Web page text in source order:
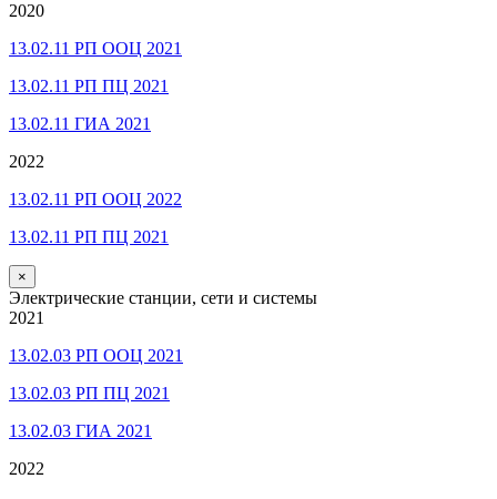
2020
13.02.11 РП ООЦ 2021
13.02.11 РП ПЦ 2021
13.02.11 ГИА 2021
2022
13.02.11 РП ООЦ 2022
13.02.11 РП ПЦ 2021
×
Электрические станции, сети и системы
2021
13.02.03 РП ООЦ 2021
13.02.03 РП ПЦ 2021
13.02.03 ГИА 2021
2022